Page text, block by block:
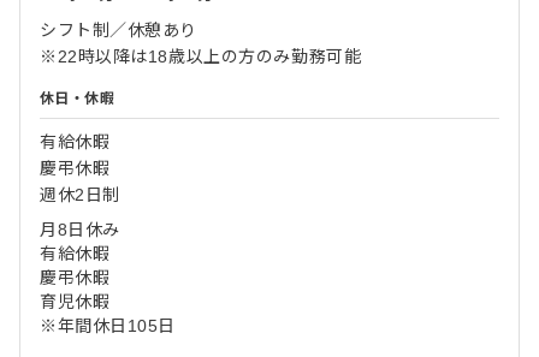
シフト制／休憩あり
※22時以降は18歳以上の方のみ勤務可能
休日・休暇
有給休暇
慶弔休暇
週休2日制
月8日休み
有給休暇
慶弔休暇
育児休暇
※年間休日105日